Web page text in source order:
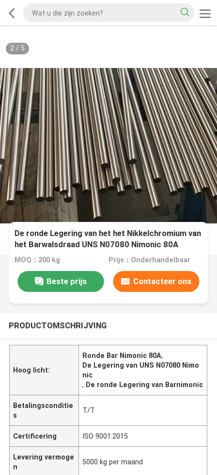
2/ 5
De ronde Legering van het het Nikkelchromium van
het Barwalsdraad UNS N07080 Nimonic 80A
MOQ：200 kg Prijs：Onderhandelbaar
Beste prijs Contacteer ons
PRODUCTOMSCHRIJVING
Hoog licht:
Ronde Bar Nimonic 80A,
De Legering van UNS N07080 Nimo
nic
, De ronde Legering van Barnimonic
Betalingsconditie
s
T/T
Certificering ISO 9001:2015
Levering vermoge
n
5000 kg per maand